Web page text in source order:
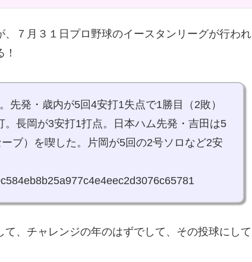
７月３１日プロ野球のイースタンリーグが行われ
発・歳内が5回4安打1失点で1勝目（2敗）
長岡が3安打1打点。日本ハム先発・吉田は5
ブ）を喫した。片岡が5回の2号ソロなど2安
、チャレンジの年のはずでして、その投球にして